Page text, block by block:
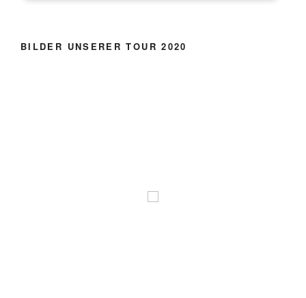
BILDER UNSERER TOUR 2020